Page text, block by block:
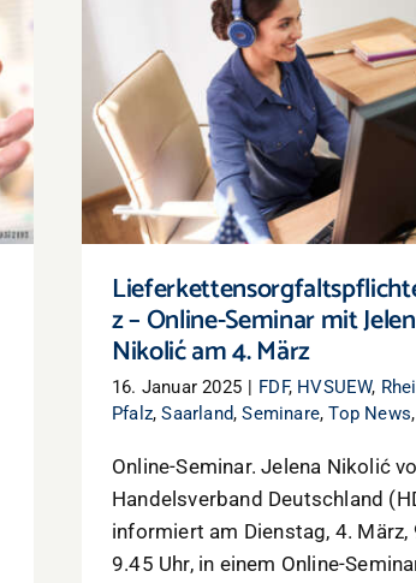
Online-Seminar mit Jelena
März
z – Online-Seminar mit
Nikolić am 4. März
16. Januar 2025 | FDF, HVSUEW,
Pfalz,Saarland,Seminare,Top News
Online-Seminar. Jelena Nikolić
Handelsverband Deutschland
informiert am Dienstag, 4. März,
9.45 Uhr, in einem Online-